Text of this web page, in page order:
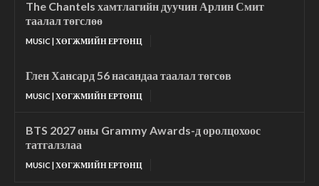
The Chantels хамтлагийн дуучин Арлин Смит
таалал төгслөө
MUSIC | ХӨГЖМИЙН ЕРТӨНЦ
Глен Хансард 56 насандаа таалал төгсөв
MUSIC | ХӨГЖМИЙН ЕРТӨНЦ
BTS 2027 оны Grammy Awards-д оролцохоос
татгалзлаа
MUSIC | ХӨГЖМИЙН ЕРТӨНЦ